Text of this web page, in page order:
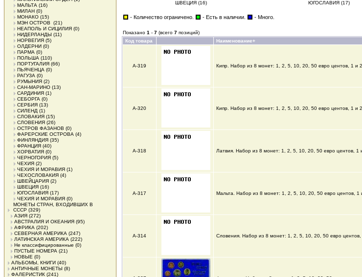
МАЛЬТА (16)
МИЛАН (0)
МОНАКО (15)
МЭН ОСТРОВ
(21)
НЕАПОЛЬ И СИЦИЛИЯ (0)
НИДЕРЛАНДЫ (11)
НОРВЕГИЯ (5)
ОЛДЕРНИ (0)
ПАРМА (0)
ПОЛЬША (110)
ПОРТУГАЛИЯ (66)
ПЬЯЧЕНЦА (0)
РАГУЗА (0)
РУМЫНИЯ (2)
САН-МАРИНО (13)
САРДИНИЯ (1)
СЕБОРГА (0)
СЕРБИЯ (13)
СИЛЕНД (1)
СЛОВАКИЯ (15)
СЛОВЕНИЯ (26)
ОСТРОВ ФАЗАНОВ (0)
ФАРЕРСКИЕ ОСТРОВА (4)
ФИНЛЯНДИЯ (35)
ФРАНЦИЯ (40)
ХОРВАТИЯ (0)
ЧЕРНОГОРИЯ (5)
ЧЕХИЯ (2)
ЧЕХИЯ И МОРАВИЯ (1)
ЧЕХОСЛОВАКИЯ (4)
ШВЕЙЦАРИЯ (2)
ШВЕЦИЯ (16)
ЮГОСЛАВИЯ (17)
ЧЕХИЯ И МОРАВИЯ (0)
МОНЕТЫ СТРАН, ВХОДИВШИХ В
СССР (329)
АЗИЯ (272)
АВСТРАЛИЯ И ОКЕАНИЯ (95)
АФРИКА (202)
СЕВЕРНАЯ АМЕРИКА (247)
ЛАТИНСКАЯ АМЕРИКА (222)
Не классифицированные (0)
ПУСТЫЕ НОМЕРА (21)
НОВЫЕ (0)
АЛЬБОМЫ, КНИГИ (40)
АНТИЧНЫЕ МОНЕТЫ (8)
ФАЛЕРИСТИК (241)
ШВЕЦИЯ (16) ЮГОСЛАВИЯ (17)
- Количество ограничено. - Есть в наличии. - Много.
Показано 1 - 7 (всего 7 позиций)
Код товара
Наименование+
А-319 Кипр. Набор из 8 монет: 1, 2, 5, 10, 20, 50 евро центов, 1 и
А-320 Кипр. Набор из 8 монет: 1, 2, 5, 10, 20, 50 евро центов, 1 и
А-318 Латвия. Набор из 8 монет: 1, 2, 5, 10, 20, 50 евро центов, 1
А-317 Мальта. Набор из 8 монет: 1, 2, 5, 10, 20, 50 евро центов, 1
А-314 Словения. Набор из 8 монет: 1, 2, 5, 10, 20, 50 евро